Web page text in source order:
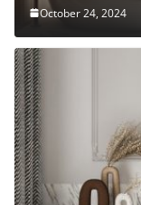
October 24, 2024